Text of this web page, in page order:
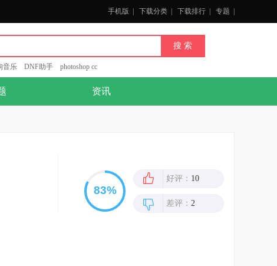
手机版 下载分类 下载排行 专题
音乐 DNF助手 photoshop cc
资讯
好评： 10
差评： 2